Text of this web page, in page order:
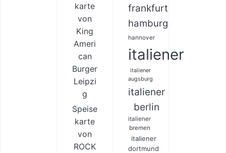
karte
von
King
Ameri
can
Burger
Leipzi
g
Speise
karte
von
ROCK
frankfurt
hamburg
hannover
italiener
italiener
augsburg
italiener
berlin
italiener
bremen
italiener
dortmund